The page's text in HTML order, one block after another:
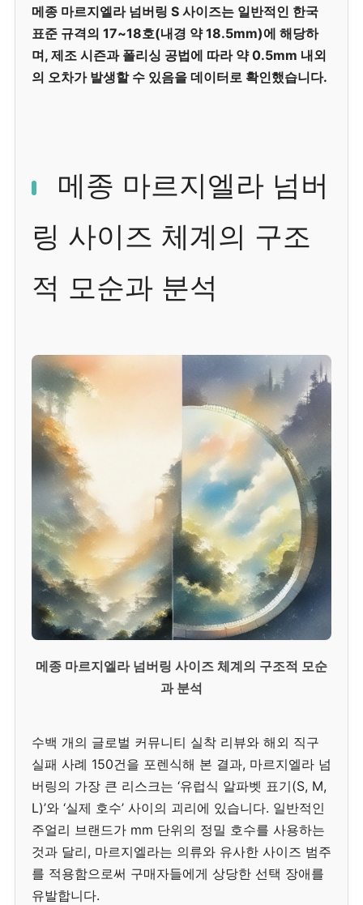
메종 마르지엘라 넘버링 S 사이즈는 일반적인 한국
표준 규격의 17~18호(내경 약 18.5mm)에 해당하
며, 제조 시즌과 폴리싱 공법에 따라 약 0.5mm 내외
의 오차가 발생할 수 있음을 데이터로 확인했습니다.
메종 마르지엘라 넘버
링 사이즈 체계의 구조
적 모순과 분석
메종 마르지엘라 넘버링 사이즈 체계의 구조적 모순
과 분석
수백 개의 글로벌 커뮤니티 실착 리뷰와 해외 직구
실패 사례 150건을 포렌식해 본 결과, 마르지엘라 넘
버링의 가장 큰 리스크는 ‘유럽식 알파벳 표기(S, M,
L)’와 ‘실제 호수’ 사이의 괴리에 있습니다. 일반적인
주얼리 브랜드가 mm 단위의 정밀 호수를 사용하는
것과 달리, 마르지엘라는 의류와 유사한 사이즈 범주
를 적용함으로써 구매자들에게 상당한 선택 장애를
유발합니다.